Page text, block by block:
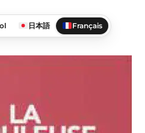
日本語 Français